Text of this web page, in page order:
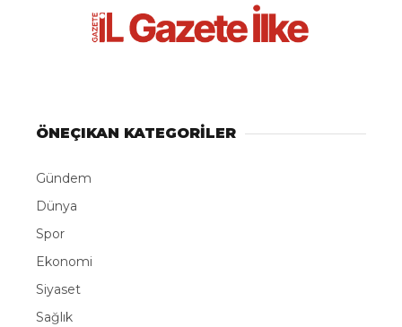
ÖNEÇIKAN KATEGORİLER
Gündem
Dünya
Spor
Ekonomi
Siyaset
Sağlık